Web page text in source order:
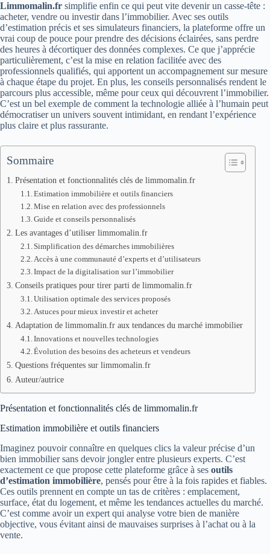
Limmomalin.fr simplifie enfin ce qui peut vite devenir un casse-tête :
acheter, vendre ou investir dans l’immobilier. Avec ses outils
d’estimation précis et ses simulateurs financiers, la plateforme offre un
vrai coup de pouce pour prendre des décisions éclairées, sans perdre
des heures à décortiquer des données complexes. Ce que j’apprécie
particulièrement, c’est la mise en relation facilitée avec des
professionnels qualifiés, qui apportent un accompagnement sur mesure
à chaque étape du projet. En plus, les conseils personnalisés rendent le
parcours plus accessible, même pour ceux qui découvrent l’immobilier.
C’est un bel exemple de comment la technologie alliée à l’humain peut
démocratiser un univers souvent intimidant, en rendant l’expérience
plus claire et plus rassurante.
Sommaire
Présentation et fonctionnalités clés de limmomalin.fr
Estimation immobilière et outils financiers
Mise en relation avec des professionnels
Guide et conseils personnalisés
Les avantages d’utiliser limmomalin.fr
Simplification des démarches immobilières
Accès à une communauté d’experts et d’utilisateurs
Impact de la digitalisation sur l’immobilier
Conseils pratiques pour tirer parti de limmomalin.fr
Utilisation optimale des services proposés
Astuces pour mieux investir et acheter
Adaptation de limmomalin.fr aux tendances du marché immobilier
Innovations et nouvelles technologies
Évolution des besoins des acheteurs et vendeurs
Questions fréquentes sur limmomalin.fr
Auteur/autrice
Présentation et fonctionnalités clés de limmomalin.fr
Estimation immobilière et outils financiers
Imaginez pouvoir connaître en quelques clics la valeur précise d’un
bien immobilier sans devoir jongler entre plusieurs experts. C’est
exactement ce que propose cette plateforme grâce à ses outils
d’estimation immobilière, pensés pour être à la fois rapides et fiables.
Ces outils prennent en compte un tas de critères : emplacement,
surface, état du logement, et même les tendances actuelles du marché.
C’est comme avoir un expert qui analyse votre bien de manière
objective, vous évitant ainsi de mauvaises surprises à l’achat ou à la
vente.